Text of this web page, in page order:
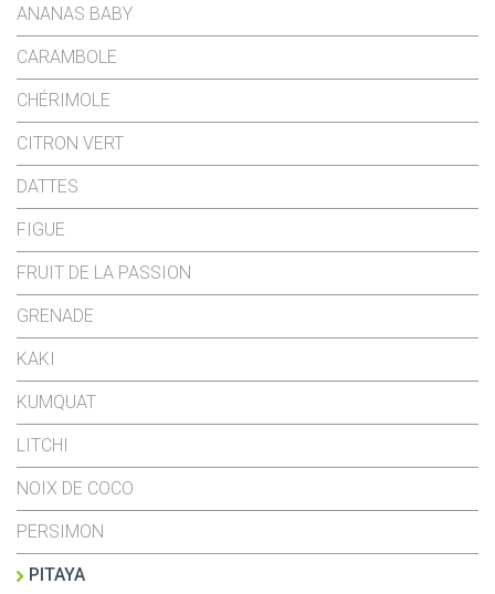
ANANAS BABY
CARAMBOLE
CHÉRIMOLE
CITRON VERT
DATTES
FIGUE
FRUIT DE LA PASSION
GRENADE
KAKI
KUMQUAT
LITCHI
NOIX DE COCO
PERSIMON
PITAYA